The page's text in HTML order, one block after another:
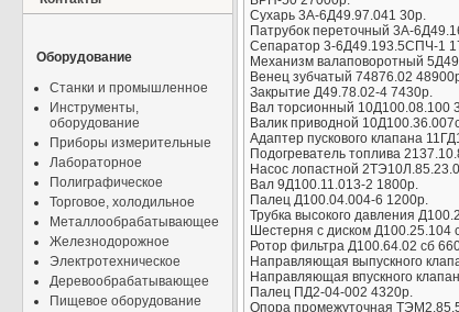
Оборудование
Станки и промышленное
Инструменты,
оборудование
Приборы измерительные
Лабораторное
Полиграфическое
Торговое, холодильное
Металлообрабатывающее
Железнодорожное
Электротехническое
Деревообрабатывающее
Пищевое оборудование
Сухарь 3А-6Д49.97.041 30р.
Патрубок переточный 3А-
Сепаратор 3-6Д49.193.5СПЧ-1
Механизм валаповоротный
Венец зубчатый 74876.02
Закрытие Д49.78.02-4 7430р.
Вал торсионный 10Д100.08.100
Валик приводной
Адаптер пускового клапана
Подогреватель топлива
Насос лопастной
Вал 9Д100.11.013-2 1800р.
Палец Д100.04.004-6 1200р.
Трубка высокого давления
Шестерня с диском Д100.25.104
Ротор фильтра Д100.64.02 сб
Направляющая выпускного
Направляющая впускного
Палец ПД2-04-002 4320р.
Опора промежуточная